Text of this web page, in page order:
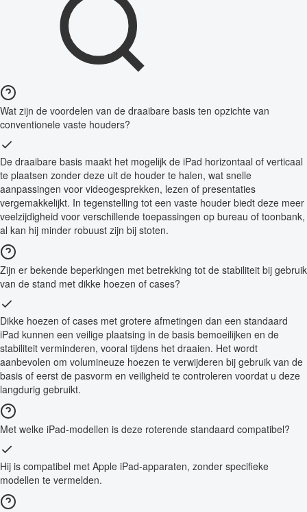
Wat zijn de voordelen van de draaibare basis ten opzichte van
conventionele vaste houders?
De draaibare basis maakt het mogelijk de iPad horizontaal of verticaal
te plaatsen zonder deze uit de houder te halen, wat snelle
aanpassingen voor videogesprekken, lezen of presentaties
vergemakkelijkt. In tegenstelling tot een vaste houder biedt deze meer
veelzijdigheid voor verschillende toepassingen op bureau of toonbank,
al kan hij minder robuust zijn bij stoten.
Zijn er bekende beperkingen met betrekking tot de stabiliteit bij gebruik
van de stand met dikke hoezen of cases?
Dikke hoezen of cases met grotere afmetingen dan een standaard
iPad kunnen een veilige plaatsing in de basis bemoeilijken en de
stabiliteit verminderen, vooral tijdens het draaien. Het wordt
aanbevolen om volumineuze hoezen te verwijderen bij gebruik van de
basis of eerst de pasvorm en veiligheid te controleren voordat u deze
langdurig gebruikt.
Met welke iPad-modellen is deze roterende standaard compatibel?
Hij is compatibel met Apple iPad-apparaten, zonder specifieke
modellen te vermelden.